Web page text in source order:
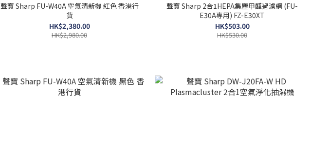
聲寶 Sharp FU-W40A 空氣清新機 紅色 香港行
貨
HK$2,380.00
HK$2,980.00
聲寶 Sharp 2合1HEPA集塵甲醛過濾網 (FU-
E30A專用) FZ-E30XT
HK$503.00
HK$530.00